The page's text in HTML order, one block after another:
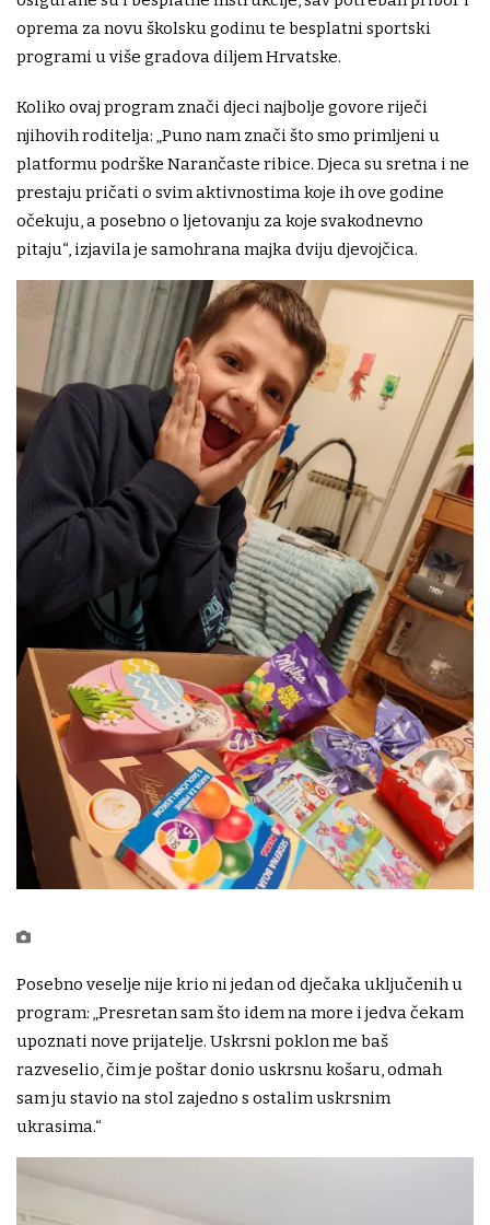
oprema za novu školsku godinu te besplatni sportski
programi u više gradova diljem Hrvatske.
Koliko ovaj program znači djeci najbolje govore riječi
njihovih roditelja: „Puno nam znači što smo primljeni u
platformu podrške Narančaste ribice. Djeca su sretna i ne
prestaju pričati o svim aktivnostima koje ih ove godine
očekuju, a posebno o ljetovanju za koje svakodnevno
pitaju“, izjavila je samohrana majka dviju djevojčica.
Posebno veselje nije krio ni jedan od dječaka uključenih u
program: „Presretan sam što idem na more i jedva čekam
upoznati nove prijatelje. Uskrsni poklon me baš
razveselio, čim je poštar donio uskrsnu košaru, odmah
sam ju stavio na stol zajedno s ostalim uskrsnim
ukrasima.“